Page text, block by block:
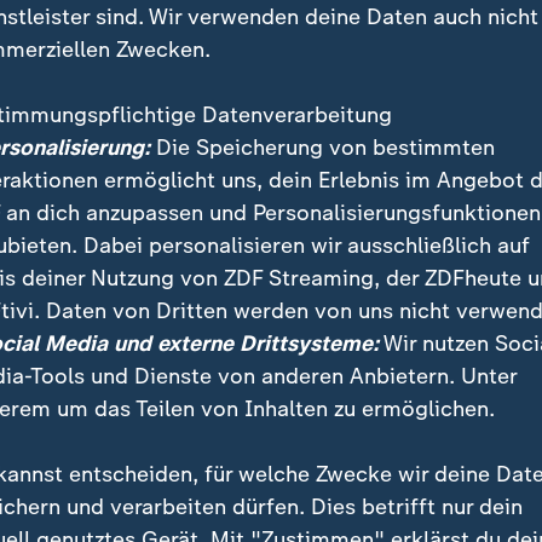
in der Waschanlage zu Schäden am Fahrzeug
verursacht hat? Darüber hat nun der
sind. Wir verwenden deine Daten auch nicht
Zwecken.
Datenverarbeitung
Die Speicherung von bestimmten
ermöglicht uns, dein Erlebnis im Angebot
an dich anzupassen und Personalisierungsfunktionen
Dabei personalisieren wir ausschließlich auf
deiner Nutzung von ZDF Streaming, der ZDFheute
Daten von Dritten werden von uns nicht
Media und externe Drittsysteme:Wir nutzen
Tools und Dienste von anderen Anbietern. Unter
um das Teilen von Inhalten zu ermöglichen.
entscheiden, für welche Zwecke wir deine
und verarbeiten dürfen. Dies betrifft nur dein